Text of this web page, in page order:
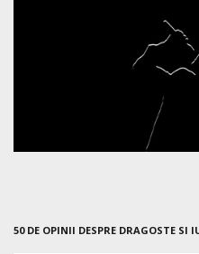
50 DE OPINII DESPRE DRAGOSTE SI